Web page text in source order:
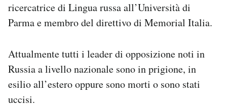
ricercatrice di Lingua russa all’Università di
Parma e membro del direttivo di Memorial Italia.
Attualmente tutti i leader di opposizione noti in
Russia a livello nazionale sono in prigione, in
esilio all’estero oppure sono morti o sono stati
uccisi.